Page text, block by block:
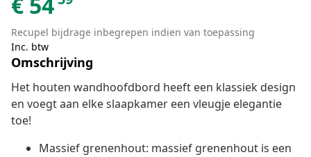
Recupel bijdrage inbegrepen indien van toepassing
Inc. btw
Omschrijving
Het houten wandhoofdbord heeft een klassiek design
en voegt aan elke slaapkamer een vleugje elegantie
toe!
Massief grenenhout: massief grenenhout is een